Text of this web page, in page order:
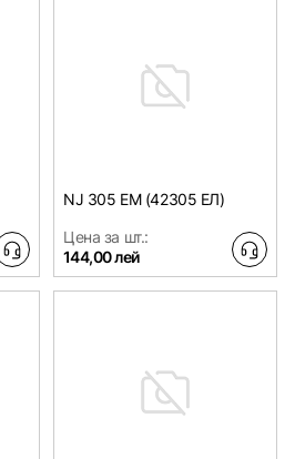
NJ 305 EM (42305 ЕЛ)
Цена за шт.:
144,00 лей